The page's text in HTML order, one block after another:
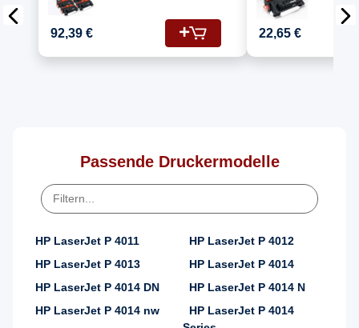
Laserjet P 4000
(CC364A/64A) Toner
Schwarz
92,39 € 22,65 €
Passende Druckermodelle
HP LaserJet P 4011
HP LaserJet P 4012
HP LaserJet P 4013
HP LaserJet P 4014
HP LaserJet P 4014 DN
HP LaserJet P 4014 N
HP LaserJet P 4014 nw
HP LaserJet P 4014